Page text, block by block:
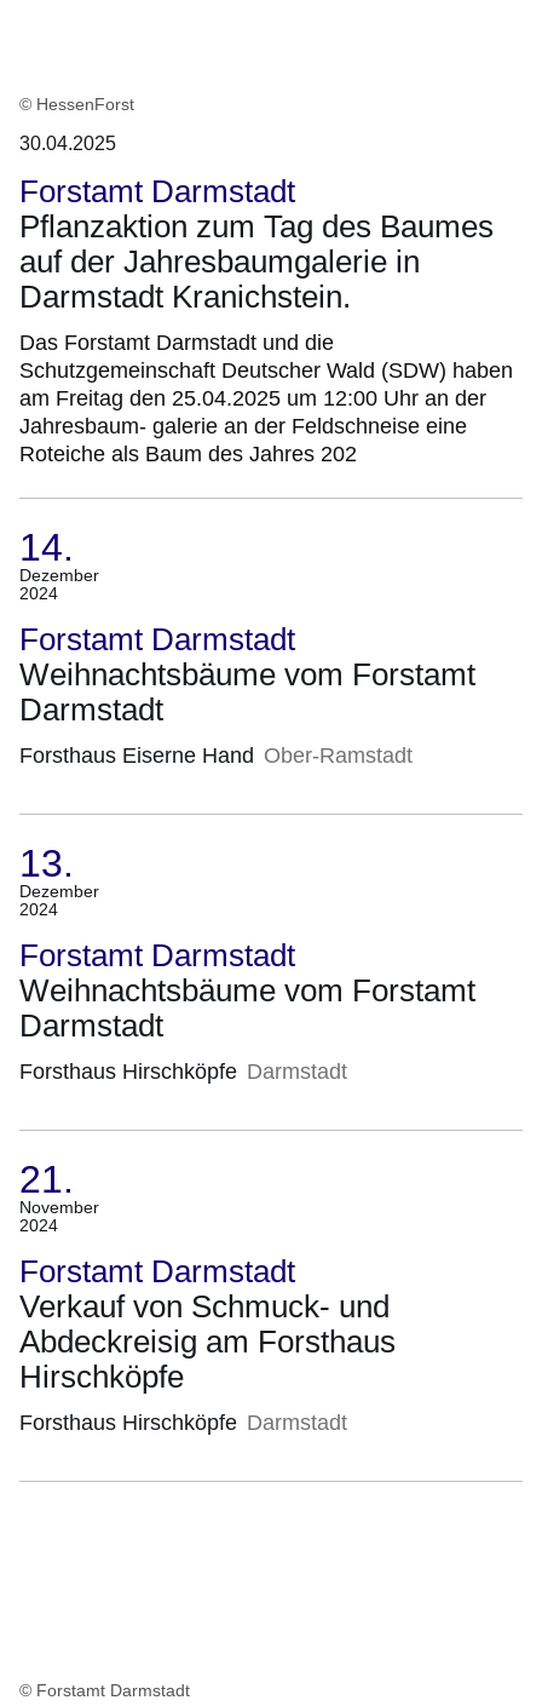
© HessenForst
30.04.2025
Forstamt Darmstadt
Pflanzaktion zum Tag des Baumes
auf der Jahresbaumgalerie in
Darmstadt Kranichstein.
Das Forstamt Darmstadt und die
Schutzgemeinschaft Deutscher Wald (SDW) haben
am Freitag den 25.04.2025 um 12:00 Uhr an der
Jahresbaum- galerie an der Feldschneise eine
Roteiche als Baum des Jahres 202
14.
Dezember
2024
(Termin:
14.
Dezember
2024)
Forstamt Darmstadt
Weihnachtsbäume vom Forstamt
Darmstadt
Forsthaus Eiserne Hand Ober-Ramstadt
13.
Dezember
2024
(Termin:
13.
Dezember
2024)
Forstamt Darmstadt
Weihnachtsbäume vom Forstamt
Darmstadt
Forsthaus Hirschköpfe Darmstadt
21.
November
2024
(Termin:
21.
November
2024)
Forstamt Darmstadt
Verkauf von Schmuck- und
Abdeckreisig am Forsthaus
Hirschköpfe
Forsthaus Hirschköpfe Darmstadt
© Forstamt Darmstadt